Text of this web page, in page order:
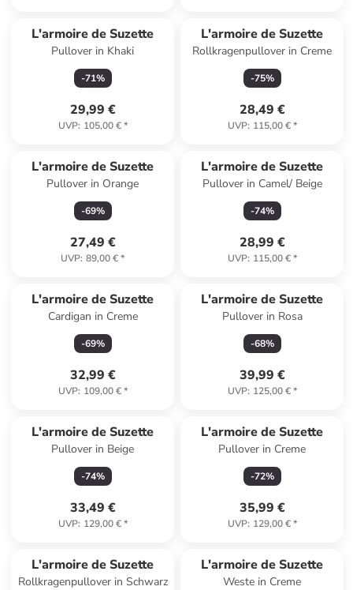
L'armoire de Suzette
Pullover in Khaki
-71%
29,99 €
UVP: 105,00 €*
L'armoire de Suzette
Rollkragenpullover in Creme
-75%
28,49 €
UVP: 115,00 €*
L'armoire de Suzette
Pullover in Orange
-69%
27,49 €
UVP: 89,00 €*
L'armoire de Suzette
Pullover in Camel/ Beige
-74%
28,99 €
UVP: 115,00 €*
L'armoire de Suzette
Cardigan in Creme
-69%
32,99 €
UVP: 109,00 €*
L'armoire de Suzette
Pullover in Rosa
-68%
39,99 €
UVP: 125,00 €*
L'armoire de Suzette
Pullover in Beige
-74%
33,49 €
UVP: 129,00 €*
L'armoire de Suzette
Pullover in Creme
-72%
35,99 €
UVP: 129,00 €*
L'armoire de Suzette
Rollkragenpullover in Schwarz
L'armoire de Suzette
Weste in Creme